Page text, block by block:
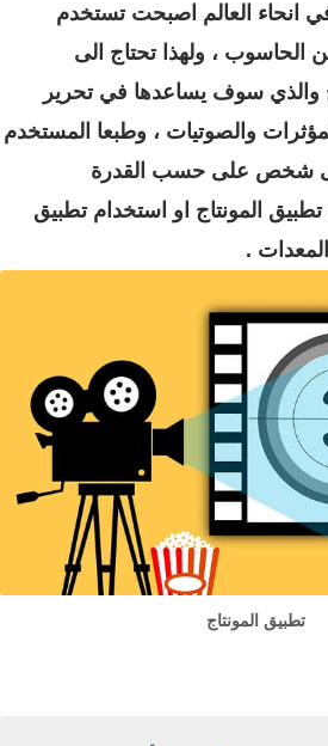
في انحاء العالم اصبحت تستخدم
الحاسوب ، ولهذا تحتاج الى
والذي سوف يساعدها في تحرير
والصوتيات ، وطبعا المستخدم
شخص على حسب القدرة
المونتاج او استخدام تطبيق
.
تطبيق المونتاج